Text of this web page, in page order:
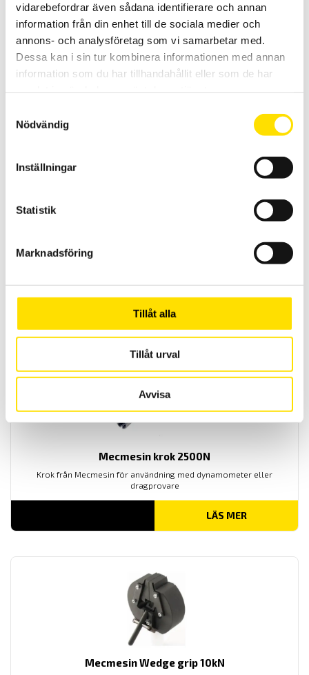
vidarebefordrar även sådana identifierare och annan
information från din enhet till de sociala medier och
annons- och analysföretag som vi samarbetar med.
Dessa kan i sin tur kombinera informationen med annan
information som du har tillhandahållit eller som de har
Nödvändig
Inställningar
Statistik
Marknadsföring
Tillåt alla
Tillåt urval
Avvisa
Mecmesin Cable Cam Grip
Mecmesin Cable Cam grip är en enkel fixtur för dragtest upp till 5 kN
av bland annat kablar, kabelskor mm
Mecmesin Lever Operated Cam grip
Mecmesin krok 2500N
Krok från Mecmesin för användning med dynamometer eller
dragprovare
LÄS MER
Mecmesin Wedge grip 10kN